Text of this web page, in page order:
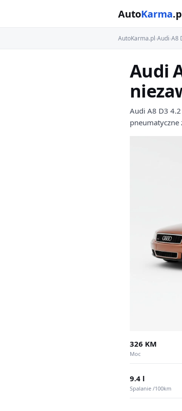
AutoKarma
AutoKarma.pl›Audi›A8
Audi
Audi A8 D3
pneumatyczne
326 KM
Moc
9.4 l
Spalanie /100km